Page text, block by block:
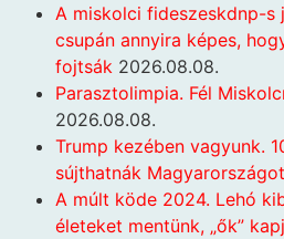
A miskolci fideszeskdnp-s
csupán annyira képes,
fojtsák 2026.08.08.
Parasztolimpia. Fél
2026.08.08.
Trump kezében vagyunk.
sújthatnák
A múlt köde 2024. Lehó
életeket mentünk, „ők”